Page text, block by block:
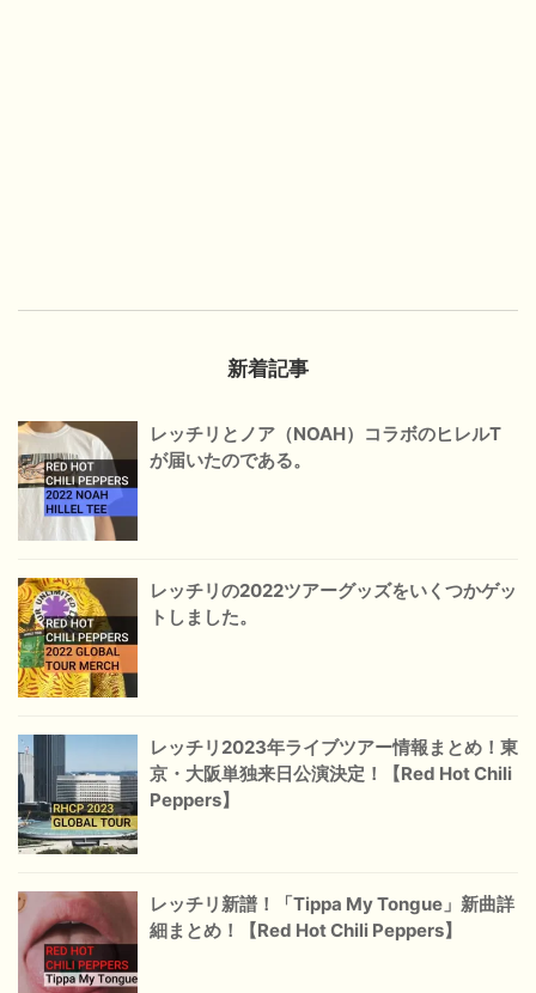
新着記事
レッチリとノア（NOAH）コラボのヒレルT
が届いたのである。
レッチリの2022ツアーグッズをいくつかゲッ
トしました。
レッチリ2023年ライブツアー情報まとめ！東
京・大阪単独来日公演決定！【Red Hot Chili
Peppers】
レッチリ新譜！「Tippa My Tongue」新曲詳
細まとめ！【Red Hot Chili Peppers】